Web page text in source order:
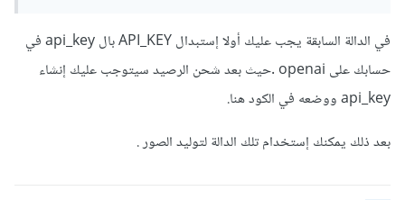
في الدالة السابقة يجب عليك أولا إستبدال API_KEY بال api_key في
حسابك على openai .حيث بعد شحن الرصيد سيتوجب عليك إنشاء
api_key ووضعه في الكود هنا.
بعد ذلك يمكنك إستخدام تلك الدالة لتوليد الصور .